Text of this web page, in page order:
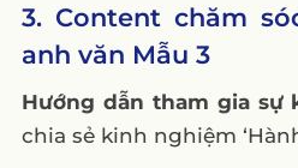
3. Content chăm
anh văn Mẫu 3
Hướng dẫn tham gia sự
chia sẻ kinh nghiệm